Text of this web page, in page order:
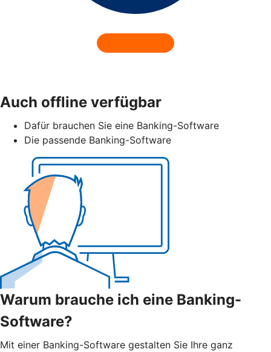
Auch offline verfügbar
Dafür brauchen Sie eine Banking-Software
Die passende Banking-Software
Warum brauche ich eine Banking-
Software?
Mit einer Banking-Software gestalten Sie Ihre ganz